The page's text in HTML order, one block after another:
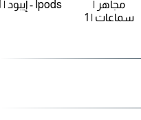
مجاهر |
سماعات | 1
Ipods - إيبود | 1